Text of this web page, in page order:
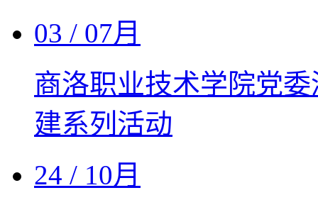
03 / 07月
商洛职业技术学院党
建系列活动
24 / 10月